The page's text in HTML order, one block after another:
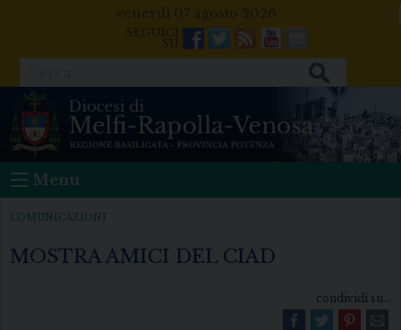
venerdì 07 agosto 2026
Facebook
Twitter
FeedsYoutube
Mail
Menu
COMUNICAZIONI
MOSTRA AMICI DEL CIAD
condividi su...